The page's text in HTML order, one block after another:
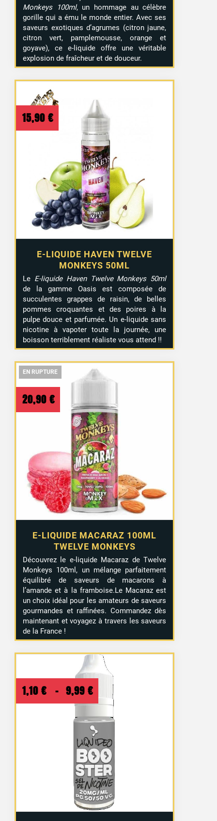
Monkeys 100ml, un hommage au célèbre
gorille qui a ému le monde entier. Avec ses
saveurs exotiques d’agrumes (citron jaune,
citron vert, pamplemousse, orange et
goyave), ce e-liquide offre une véritable
explosion de fraîcheur et de douceur.
E-LIQUIDE HAVEN TWELVE
MONKEYS 50ML
15,90 €
Le E-liquide Haven Twelve Monkeys 50ml
de la gamme Oasis est composée de
succulentes grappes de raisin, de belles
pommes croquantes et des poires à la
pulpe douce et parfumée. Un e-liquide sans
nicotine à vapoter toute la journée, une
boisson terriblement réaliste vous attend !!
EN RUPTURE
EN RUPTURE
E-LIQUIDE MACARAZ 100ML
TWELVE MONKEYS
20,90 €
Découvrez le e-liquide Macaraz de Twelve
Monkeys 100ml, un mélange parfaitement
équilibré de saveurs de macarons à
l’amande et à la framboise.Le Macaraz est
un choix idéal pour les amateurs de saveurs
gourmandes et raffinées. Commandez dès
maintenant et voyagez à travers les saveurs
de la France !
EN RUPTURE
1,10 € – 9,99 €
Plage
de
prix :
1,10 €
à
9,99 €